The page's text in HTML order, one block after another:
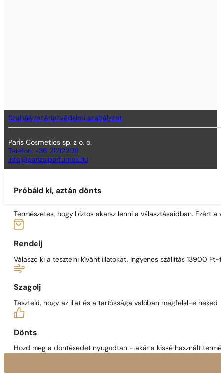
SzabályzatAdatvédelmi szabályzat
Paris Cosmetics sp. z o. o.
Telefon: +36 212122011
info@parizsiparfumok.hu
Próbáld ki, aztán dönts
Természetes, hogy biztos akarsz lenni a választásaidban. Ezért
Rendelj
Válaszd ki a tesztelni kívánt illatokat, ingyenes szállítás 13900 Ft-
Szagolj
Teszteld, hogy az illat és a tartóssága valóban megfelel-e neked
Dönts
Hozd meg a döntésedet nyugodtan - akár a kissé használt